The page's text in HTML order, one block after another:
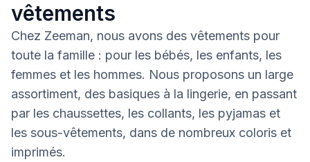
vêtements
Chez Zeeman, nous avons des vêtements pour
toute la famille : pour les bébés, les enfants, les
femmes et les hommes. Nous proposons un large
assortiment, des basiques à la lingerie, en passant
par les chaussettes, les collants, les pyjamas et
les sous-vêtements, dans de nombreux coloris et
imprimés.